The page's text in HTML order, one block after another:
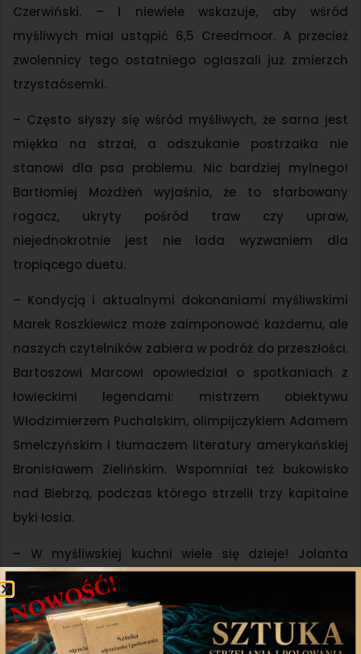
Czerwiński. – I niewiele wskazuje, aby wśród
myśliwych miał ustąpić 6,5 Creedmoor. A przecież
zwolennicy tego ostatniego ogłaszali już zmierzch
trzystaósemki.
– Często słyszy się wśród myśliwych, że sarna jest
miękka na strzał, a odszukanie postrzałka nie
stanowi dla psa problemu. Nic bardziej mylnego!
Bartłomiej Możdżeń wyjaśnia, że to sfarbowany
rogacz, ukryty pośród traw czy upraw,
niejednokrotnie jest nie lada wyzwaniem dla
tropiącego duetu.
– Kondycją i aktualnymi dokonaniami myśliwskimi
Marek Roszkiewicz może zaimponować każdemu, ale
naszych czytelników zabiera w podróż do przeszłości.
Bartoszowi Marcowi opowiedział o spotkaniach z
łowieckimi legendami: mistrzem obiektywu
Włodzimierzem Puchalskim, olimpijczykiem Adamem
Smelczyńskim i tłumaczem literatury amerykańskiej
Bronisławem Zielińskim. Wspomniał też bukowisko
nad Biebrzą, podczas którego strzelił trzy kapitalne
byki łosia.
– W myśliwskiej kuchni wiele się dzieje! Jolanta
Maślak proponuje roladki, natomiast Tomasz
Michalski kaszankę. Wszystko to oczywiście z dzika!
Zapraszamy do lektury!